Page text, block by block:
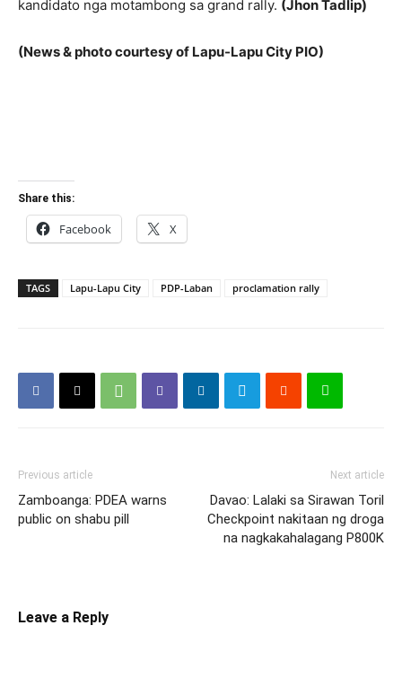
kandidato nga motambong sa grand rally. (Jhon Tadlip)
(News & photo courtesy of Lapu-Lapu City PIO)
Share this:
Facebook X
TAGS Lapu-Lapu City PDP-Laban proclamation rally
Previous article
Zamboanga: PDEA warns
public on shabu pill
Next article
Davao: Lalaki sa Sirawan Toril
Checkpoint nakitaan ng droga
na nagkakahalagang P800K
Leave a Reply